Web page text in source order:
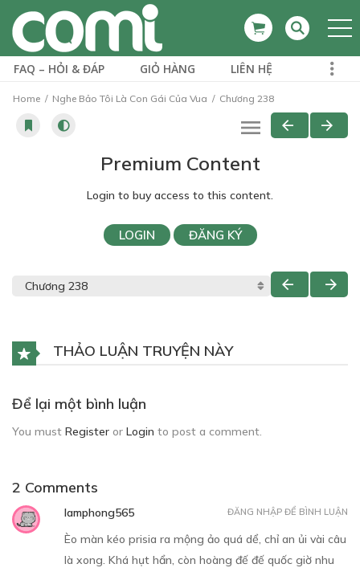
FAQ – HỎI & ĐÁP GIỎ HÀNG LIÊN HỆ
Home Nghe Bảo Tôi Là Con Gái Của Vua Chương 238
Premium Content
Login to buy access to this content.
LOGIN ĐĂNG KÝ
THẢO LUẬN TRUYỆN NÀY
Để lại một bình luận
You must Register or Login to post a comment.
2 Comments
lamphong565
Èo màn kéo prisia ra mộng ảo quá dể, chỉ an ủi vài câu
là xong. Khá hụt hẩn, còn hoàng đế đế quốc giờ nhu
ĐĂNG NHẬP ĐỂ BÌNH LUẬN